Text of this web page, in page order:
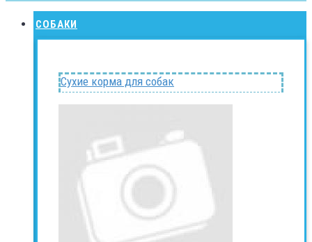
СОБАКИ
Сухие корма для собак